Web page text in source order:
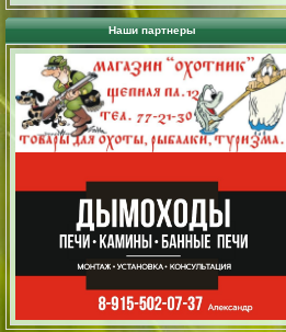
Наши партнеры